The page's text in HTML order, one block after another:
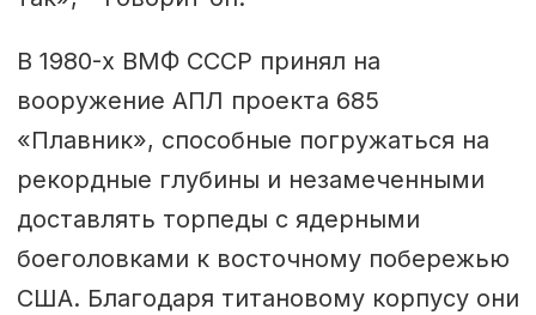
В 1980-х ВМФ СССР принял на
вооружение АПЛ проекта 685
«Плавник», способные погружаться на
рекордные глубины и незамеченными
доставлять торпеды с ядерными
боеголовками к восточному побережью
США. Благодаря титановому корпусу они